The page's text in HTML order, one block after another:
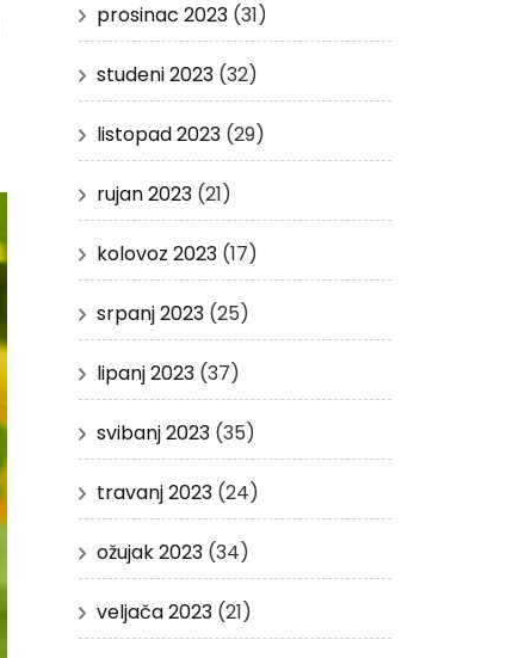
prosinac 2023(31)
studeni 2023(32)
listopad 2023(29)
rujan 2023(21)
kolovoz 2023(17)
srpanj 2023(25)
lipanj 2023(37)
svibanj 2023(35)
travanj 2023(24)
ožujak 2023(34)
veljača 2023(21)